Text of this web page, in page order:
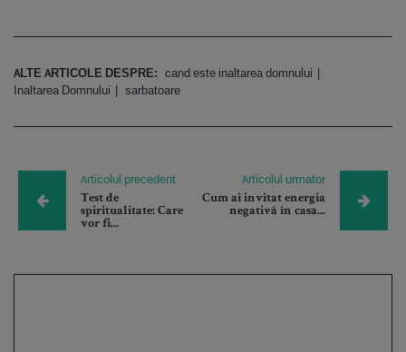
ALTE ARTICOLE DESPRE: cand este inaltarea domnului
Inaltarea Domnului
sarbatoare
Articolul precedent
Test de
spiritualitate: Care
vor fi...
Articolul urmator
Cum ai invitat energia
negativă în casa...